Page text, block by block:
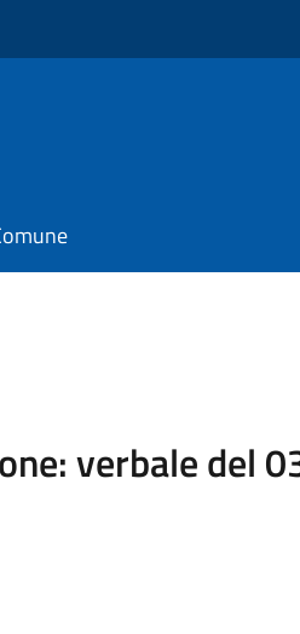
verbale del